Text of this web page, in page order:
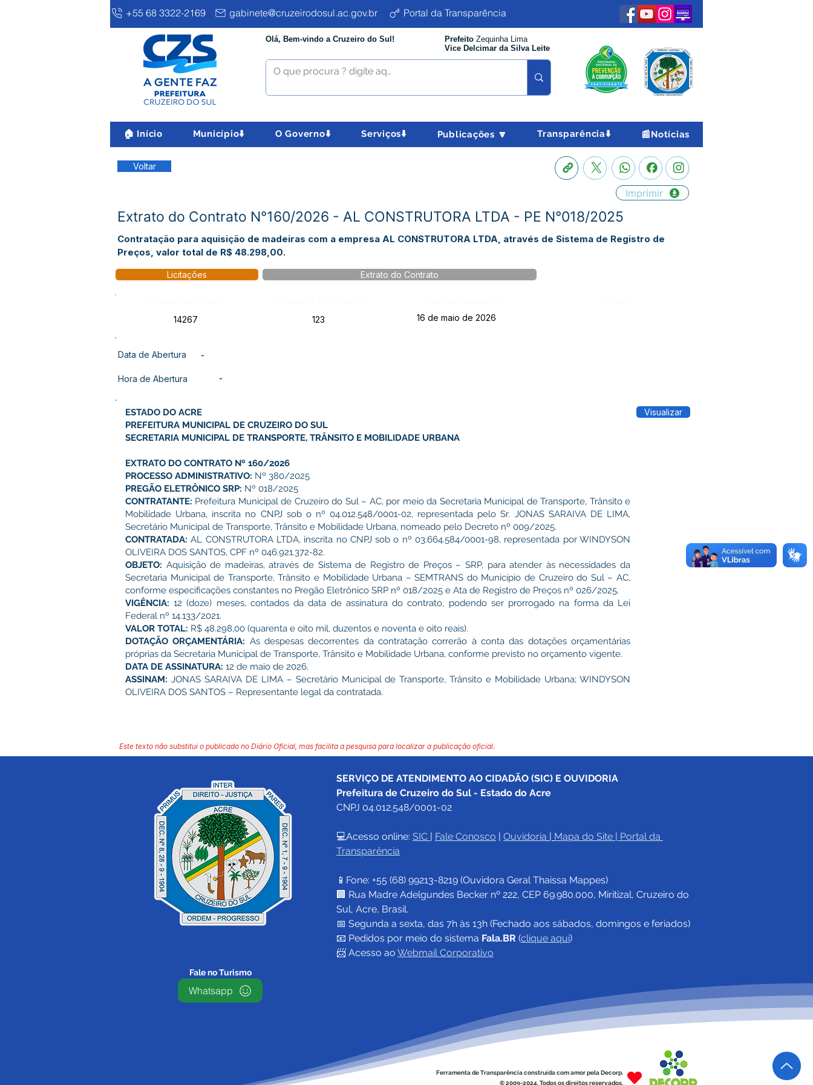
+55 68 3322-2169 gabinete@cruzeirodosul.ac.gov.br Portal da Transparência
Olá, Bem-vindo a Cruzeiro do Sul! Prefeito Zequinha Lima
Vice Delcimar da Silva Leite
🏠 Início Município⬇️ O Governo⬇️ Serviços⬇️ Publicações 🔽 Transparência⬇️ 📰Notícias
Voltar
Imprimir
Extrato do Contrato N°160/2026 - AL CONSTRUTORA LTDA - PE N°018/2025
Contratação para aquisição de madeiras com a empresa AL CONSTRUTORA LTDA, através de Sistema de Registro de
Preços, valor total de R$ 48.298,00.
Licitações Extrato do Contrato
14267
123 16 de maio de 2026
Data de Abertura -
Hora de Abertura -
ESTADO DO ACRE
PREFEITURA MUNICIPAL DE CRUZEIRO DO SUL
SECRETARIA MUNICIPAL DE TRANSPORTE, TRÂNSITO E MOBILIDADE URBANA
EXTRATO DO CONTRATO Nº 160/2026
PROCESSO ADMINISTRATIVO: Nº 380/2025
PREGÃO ELETRÔNICO SRP: Nº 018/2025
CONTRATANTE: Prefeitura Municipal de Cruzeiro do Sul – AC, por meio da Secretaria Municipal de Transporte, Trânsito e
Mobilidade Urbana, inscrita no CNPJ sob o nº 04.012.548/0001-02, representada pelo Sr. JONAS SARAIVA DE LIMA,
Secretário Municipal de Transporte, Trânsito e Mobilidade Urbana, nomeado pelo Decreto nº 009/2025.
CONTRATADA: AL CONSTRUTORA LTDA, inscrita no CNPJ sob o nº 03.664.584/0001-98, representada por WINDYSON
OLIVEIRA DOS SANTOS, CPF nº 046.921.372-82.
OBJETO: Aquisição de madeiras, através de Sistema de Registro de Preços – SRP, para atender às necessidades da
Secretaria Municipal de Transporte, Trânsito e Mobilidade Urbana – SEMTRANS do Município de Cruzeiro do Sul – AC,
conforme especificações constantes no Pregão Eletrônico SRP nº 018/2025 e Ata de Registro de Preços nº 026/2025.
VIGÊNCIA: 12 (doze) meses, contados da data de assinatura do contrato, podendo ser prorrogado na forma da Lei
Federal nº 14.133/2021.
VALOR TOTAL: R$ 48.298,00 (quarenta e oito mil, duzentos e noventa e oito reais).
DOTAÇÃO ORÇAMENTÁRIA: As despesas decorrentes da contratação correrão à conta das dotações orçamentárias
próprias da Secretaria Municipal de Transporte, Trânsito e Mobilidade Urbana, conforme previsto no orçamento vigente.
DATA DE ASSINATURA: 12 de maio de 2026.
ASSINAM: JONAS SARAIVA DE LIMA – Secretário Municipal de Transporte, Trânsito e Mobilidade Urbana; WINDYSON
OLIVEIRA DOS SANTOS – Representante legal da contratada.
Visualizar
Este texto não substitui o publicado no Diário Oficial, mas facilita a pesquisa para localizar a publicação oficial.
SERVIÇO DE ATENDIMENTO AO CIDADÃO (SIC) E OUVIDORIA
Prefeitura de Cruzeiro do Sul - Estado do Acre
CNPJ 04.012.548/0001-02
💻Acesso online: SIC | Fale Conosco | Ouvidoria | Mapa do Site | Portal da
Transparência
📱Fone: +55 (68) 99213-8219 (Ouvidora Geral Thaissa Mappes)
🏢 Rua Madre Adelgundes Becker nº 222, CEP 69.980.000, Miritizal, Cruzeiro do
Sul, Acre, Brasil.
📅 Segunda a sexta, das 7h às 13h (Fechado aos sábados, domingos e feriados)
📧 Pedidos por meio do sistema Fala.BR (clique aqui)
📨 Acesso ao Webmail Corporativo
Fale no Turismo
Whatsapp
Ferramenta de Transparência construída com amor pela Decorp.
© 2009-2024. Todos os direitos reservados.